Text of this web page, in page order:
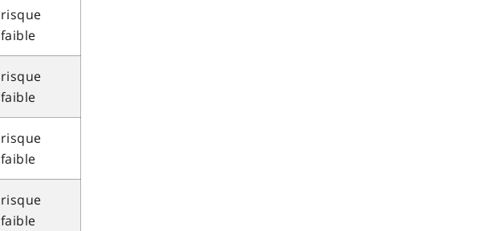
risque
faible
risque
faible
risque
faible
risque
faible